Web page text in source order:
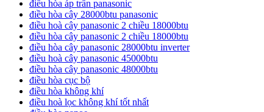
điều hòa áp trần panasonic
điều hòa cây 28000btu panasonic
điều hoà cây panasonic 2 chiều 18000btu
điều hòa cây panasonic 2 chiều 18000btu
điều hòa cây panasonic 28000btu inverter
điều hoà cây panasonic 45000btu
điều hòa cây panasonic 48000btu
điều hòa cục bộ
điều hòa không khí
điều hoà lọc không khí tốt nhất